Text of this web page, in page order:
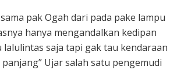
pak Ogah dari pada pake lampu
hanya mengandalkan kedipan
saja tapi gak tau kendaraan
Ujar salah satu pengemudi